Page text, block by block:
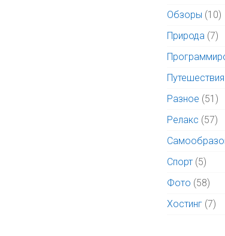
Обзоры (10)
Природа (7)
Путешествия
Разное (51)
Релакс (57)
Спорт (5)
Фото (58)
Хостинг (7)